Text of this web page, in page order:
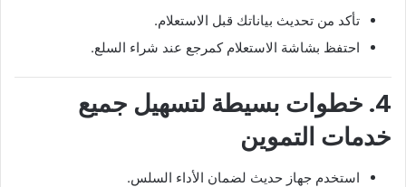
تأكد من تحديث بياناتك قبل الاستعلام.
احتفظ بشاشة الاستعلام كمرجع عند شراء السلع.
4. خطوات بسيطة لتسهيل جميع
خدمات التموين
استخدم جهاز حديث لضمان الأداء السلس.